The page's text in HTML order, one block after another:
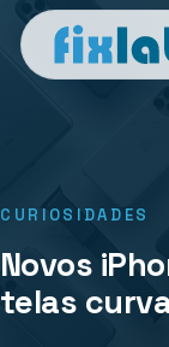
CURIOSIDADES
Novos
telas